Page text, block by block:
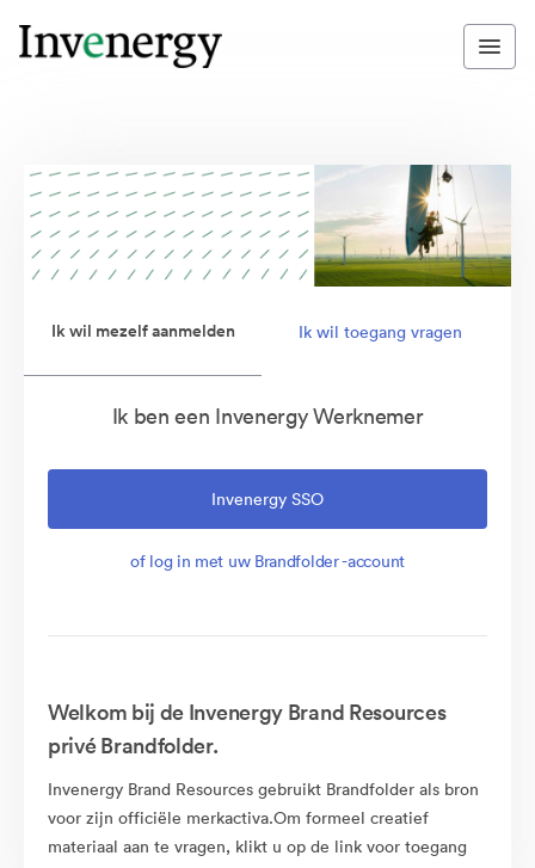
Ik wil mezelf aanmelden Ik wil toegang vragen
Ik ben een Invenergy Werknemer
Invenergy SSO
of log in met uw Brandfolder -account
Welkom bij de Invenergy Brand Resources
privé Brandfolder.
Invenergy Brand Resources gebruikt Brandfolder als bron
voor zijn officiële merkactiva.Om formeel creatief
materiaal aan te vragen, klikt u op de link voor toegang